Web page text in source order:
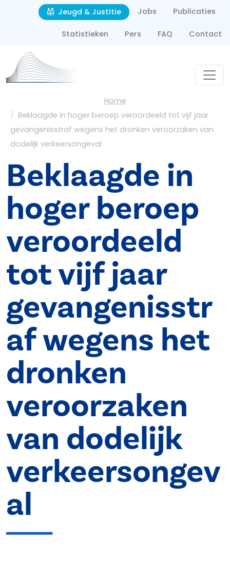
Overslaan en naar de inhoud gaan
Second navigation
Jeugd & Justitie Jobs Publicaties
Statistieken Pers FAQ Contact
Kruimelpad
Home
Beklaagde in hoger beroep veroordeeld tot vijf jaar
gevangenisstraf wegens het dronken veroorzaken van
dodelijk verkeersongeval
Beklaagde in
hoger beroep
veroordeeld
tot vijf jaar
gevangenisstr
af wegens het
dronken
veroorzaken
van dodelijk
verkeersongev
al